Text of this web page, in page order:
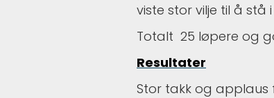
viste stor vilje til å stå
Totalt 25 løpere og
Resultater
Stor takk og applaus